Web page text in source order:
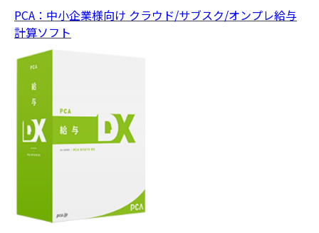
PCA：中小企業様向け クラウド/サブスク/オンプレ給与
計算ソフト